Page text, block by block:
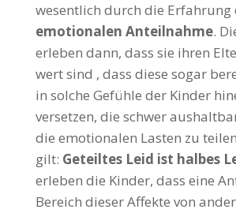
wesentlich durch die Erfahrung
emotionalen Anteilnahme.
erleben dann, dass sie ihren
wert sind , dass diese sogar
in solche Gefühle der Kinder
versetzen, die schwer
die emotionalen Lasten zu
gilt: Geteiltes Leid ist halbes
erleben die Kinder, dass eine
Bereich dieser Affekte von